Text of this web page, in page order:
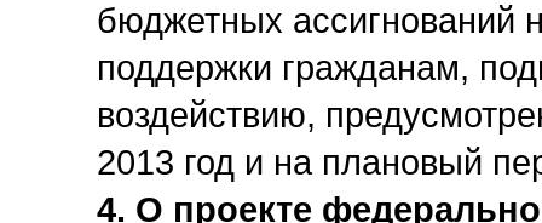
бюджетных ассигнований
поддержки гражданам,
воздействию,
2013 год и на плановый
4. О проекте